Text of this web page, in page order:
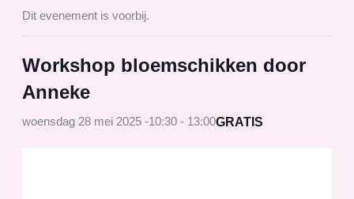
Dit evenement is voorbij.
Workshop bloemschikken door
Anneke
woensdag 28 mei 2025 -10:30- 13:00GRATIS